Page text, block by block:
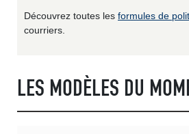
Découvrez toutes les formules de
courriers.
LES MODÈLES DU